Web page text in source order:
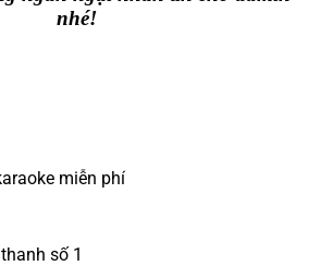
nhé!
miễn phí
số 1